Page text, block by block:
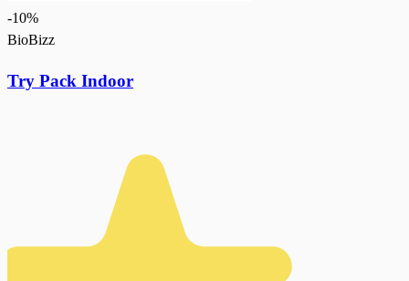
-10%
BioBizz
Try Pack Indoor